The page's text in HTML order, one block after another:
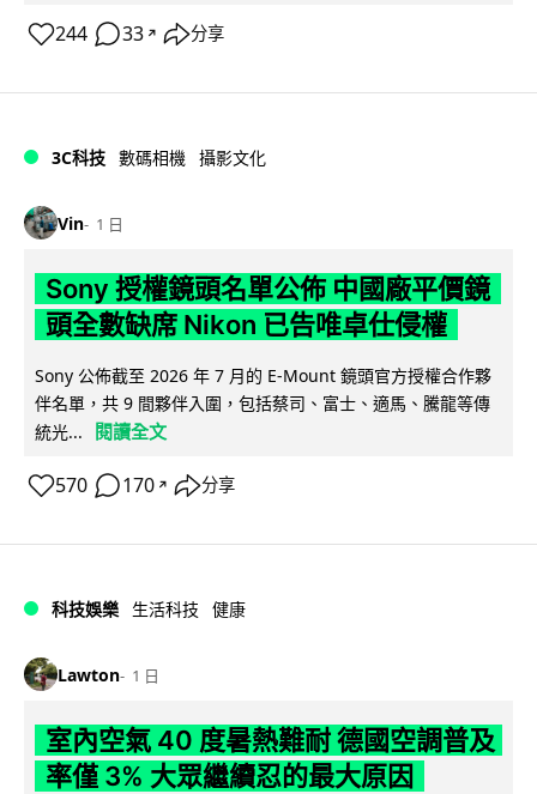
244 33 ↗ 分享
3C科技 數碼相機 攝影文化
Vin 1 日
Sony 授權鏡頭名單公佈 中國廠平價鏡
頭全數缺席 Nikon 已告唯卓仕侵權
Sony 公佈截至 2026 年 7 月的 E-Mount 鏡頭官方授權合作夥
伴名單，共 9 間夥伴入圍，包括蔡司、富士、適馬、騰龍等傳
統光...
閱讀全文
570 170 ↗ 分享
科技娛樂 生活科技 健康
Lawton 1 日
室內空氣 40 度暑熱難耐 德國空調普及
率僅 3% 大眾繼續忍的最大原因